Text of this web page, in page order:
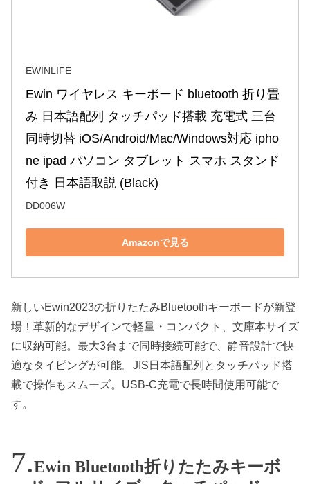
EWINLIFE
Ewin ワイヤレス キーボード bluetooth 折り畳
み 日本語配列 タッチパッド搭載 充電式 三台
同時切替 iOS/Android/Mac/Windows対応 ipho
ne ipad パソコン タブレット スマホ スタンド
付き 日本語取説 (Black)
DD006W
Amazonで見る
新しいEwin2023の折りたたみBluetoothキーボードが新登
場！革新的なデザインで軽量・コンパクト、文庫本サイズ
に収納可能。最大3台まで同時接続可能で、静音設計で快
適なタイピングが可能。JIS日本語配列とタッチパッド搭
載で操作もスムーズ。USB-C充電で長時間使用可能で
す。
Ewin Bluetooth折りたたみキーボ